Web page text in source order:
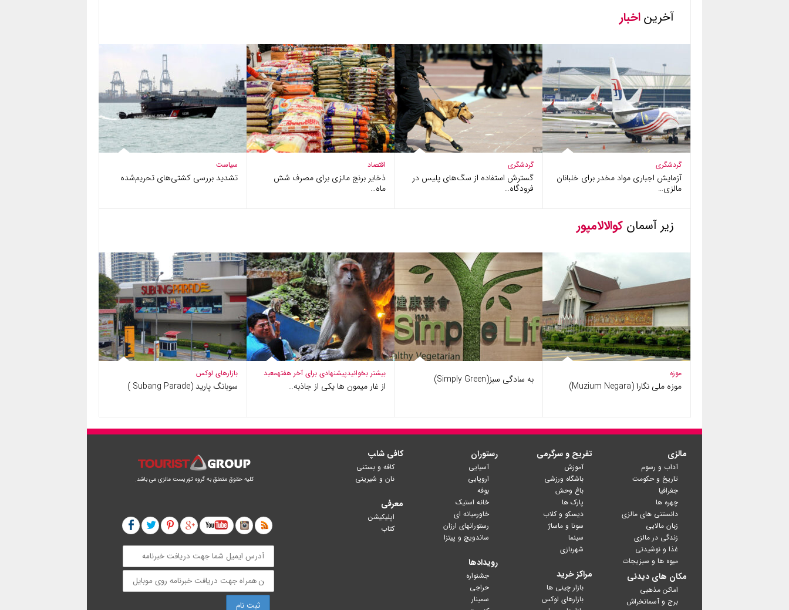
آخریناخبار
گردشگری
آزمایش اجباری مواد مخدر برای خلبانان
مالزی…
گردشگری
گسترش استفاده از سگ‌های پلیس در
فرودگاه…
اقتصاد
ذخایر برنج مالزی برای مصرف شش
ماه…
سیاست
تشدید بررسی کشتی‌های تحریم‌شده
زیر آسمان کوالالامپور
موزه
موزه ملی نگارا (Muzium Negara)
به سادگی سبز(Simply Green) بیشتر بخوانیدپیشنهادی برای آخر هفتهمعبد
از غار میمون ها یکی از جاذبه…
بازارهای لوکس
سوبانگ پارید (Subang Parade )
مالزی
آداب و رسوم
تاریخ و حکومت
جغرافیا
چهره ها
دانستنی های مالزی
زبان مالایی
زندگی در مالزی
غذا و نوشیدنی
میوه ها و سبزیجات
مکان های دیدنی
اماکن مذهبی
برج و آسمانخراش
تفریح و سرگرمی
آموزش
باشگاه ورزشی
باغ وحش
پارک ها
دیسکو و کلاب
سونا و ماساژ
سینما
شهربازی
مراکز خرید
بازار چینی ها
بازارهای لوکس
رستوران
آسیایی
اروپایی
بوفه
خانه استیک
خاورمیانه ای
رستورانهای ارزان
ساندویچ و پیتزا
رویدادها
جشنواره
حراجی
سمینار
کافی شا‍پ
کافه و بستنی
نان و شیرینی
معرفی
اپلیکیشن
کتاب
کلیه حقوق متعلق به گروه توریست مالزی می باشد.